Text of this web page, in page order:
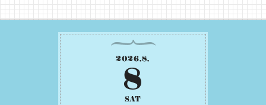
2026.8.
8
SAT